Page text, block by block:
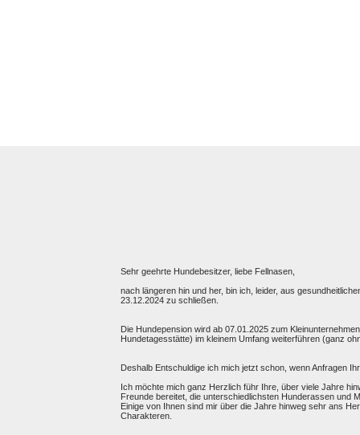
Sehr geehrte Hundebesitzer, liebe Fellnasen,
nach längeren hin und her, bin ich, leider, aus
23.12.2024 zu schließen.
Die Hundepension wird ab 07.01.2025 zum
Hundetagesstätte) im kleinem Umfang weiterführen (ganz
Deshalb Entschuldige ich mich jetzt schon, wenn Anfragen
Ich möchte mich ganz Herzlich führ Ihre, über viele Jahre
Freunde bereitet, die unterschiedlichsten Hunderassen und
Einige von Ihnen sind mir über die Jahre hinweg sehr ans
Charakteren.